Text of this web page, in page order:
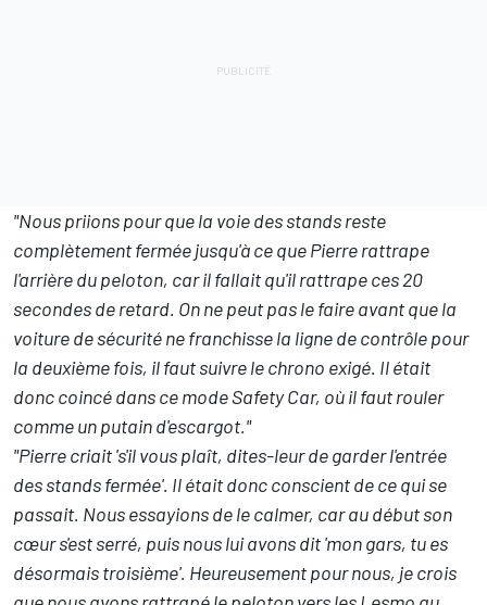
"Nous priions pour que la voie des stands reste
complètement fermée jusqu'à ce que Pierre rattrape
l'arrière du peloton, car il fallait qu'il rattrape ces 20
secondes de retard. On ne peut pas le faire avant que la
voiture de sécurité ne franchisse la ligne de contrôle pour
la deuxième fois, il faut suivre le chrono exigé. Il était
donc coincé dans ce mode Safety Car, où il faut rouler
comme un putain d'escargot."
"Pierre criait 's'il vous plaît, dites-leur de garder l'entrée
des stands fermée'. Il était donc conscient de ce qui se
passait. Nous essayions de le calmer, car au début son
cœur s'est serré, puis nous lui avons dit 'mon gars, tu es
désormais troisième'. Heureusement pour nous, je crois